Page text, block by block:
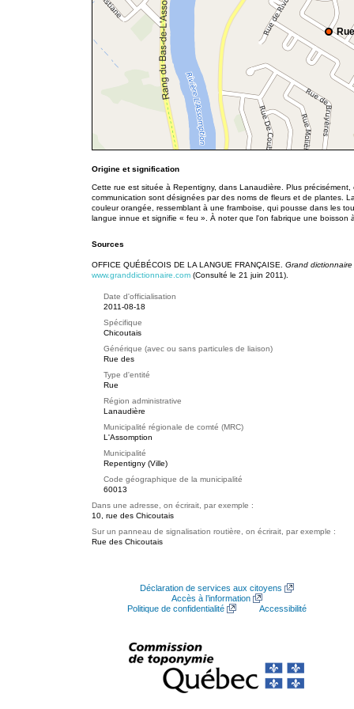
Origine et signification
Cette rue est située à Repentigny, dans Lanaudière. Plus
communication sont désignées par des noms de fleurs et de plantes.
couleur orangée, ressemblant à une framboise, qui pousse dans les
langue innue et signifie « feu ». À noter que l'on fabrique une boisson
Sources
OFFICE QUÉBÉCOIS DE LA LANGUE FRANÇAISE. Grand
www.granddictionnaire.com (Consulté le 21 juin 2011).
Date d'officialisation
2011-08-18
Spécifique
Chicoutais
Générique (avec ou sans particules de liaison)
Rue des
Type d'entité
Rue
Région administrative
Lanaudière
Municipalité régionale de comté (MRC)
L'Assomption
Municipalité
Repentigny (Ville)
Code géographique de la municipalité
60013
Dans une adresse, on écrirait, par exemple :
10, rue des Chicoutais
Sur un panneau de signalisation routière, on écrirait, par exemple :
Rue des Chicoutais
Déclaration de services aux citoyens
Accès à l’information
Politique de confidentialité
Accessibilité